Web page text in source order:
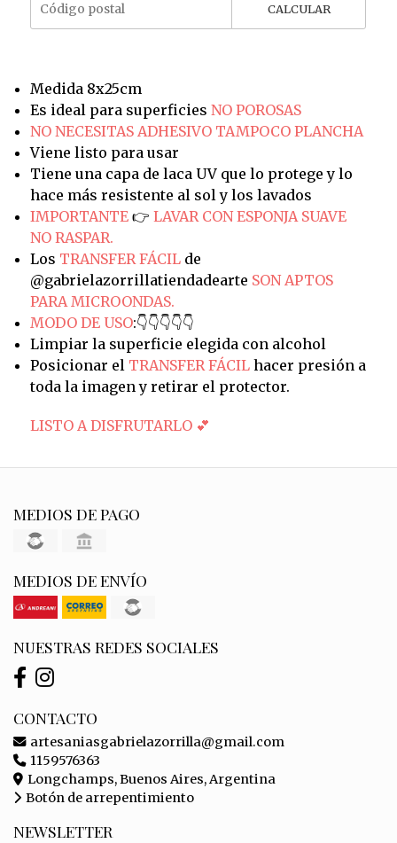
CALCULAR
Medida 8x25cm
Es ideal para superficies NO POROSAS
NO NECESITAS ADHESIVO TAMPOCO PLANCHA
Viene listo para usar
Tiene una capa de laca UV que lo protege y lo
hace más resistente al sol y los lavados
IMPORTANTE 👉 LAVAR CON ESPONJA SUAVE
NO RASPAR.
Los TRANSFER FÁCILde
@gabrielazorrillatiendadearte SON APTOS
PARA MICROONDAS.
MODO DE USO:👇👇👇👇👇
Limpiar la superficie elegida con alcohol
Posicionar el TRANSFER FÁCILhacer presión a
toda la imagen y retirar el protector.
LISTO A DISFRUTARLO 💕
MEDIOS DE PAGO
MEDIOS DE ENVÍO
NUESTRAS REDES SOCIALES
CONTACTO
artesaniasgabrielazorrilla@gmail.com
1159576363
Longchamps, Buenos Aires, Argentina
Botón de arrepentimiento
NEWSLETTER